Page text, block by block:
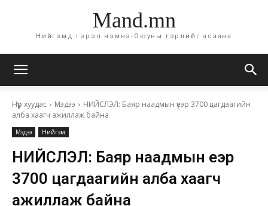
Mand.mn
Нийгэмд гэрэл нэмнэ-Оюуны гэрлийг асаана
Нүүр хуудас Мэдээ
НИЙСЛЭЛ: Баяр наадмын үеэр 3700 цагдаагийн
алба хаагч ажиллаж байна
Мэдээ Нийгэм
НИЙСЛЭЛ: Баяр наадмын үеэр
3700 цагдаагийн алба хаагч
ажиллаж байна